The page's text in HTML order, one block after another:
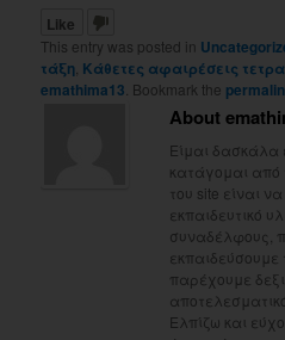
Like
This entry was posted in
τάξη Κάθετες αφαιρέσεις
emathima13 . Bookmark the
About
Είμαι δασκάλα
κατάγομαι από
του site είναι
εκπαιδευτικό
συναδέλφους,
εκπαιδεύσουμε
παρέχουμε
Ελπίζω και